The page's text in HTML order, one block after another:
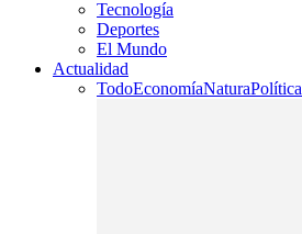
Tecnología
Deportes
El Mundo
Actualidad
TodoEconomíaNaturaPolítica